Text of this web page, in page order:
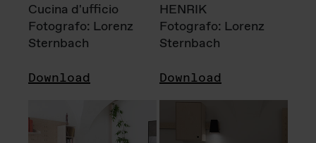
Cucina d'ufficio
Fotografo: Lorenz
Sternbach
Download
HENRIK
Fotografo: Lorenz
Sternbach
Download